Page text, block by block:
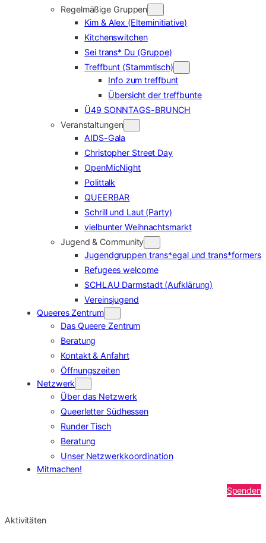
Regelmäßige Gruppen
Kim & Alex (Elterninitiative)
Kitchenswitchen
Sei trans* Du (Gruppe)
Treffbunt (Stammtisch)
Info zum treffbunt
Übersicht der treffbunte
Ü49 SONNTAGS-BRUNCH
Veranstaltungen
AIDS-Gala
Christopher Street Day
OpenMicNight
Polittalk
QUEERBAR
Schrill und Laut (Party)
vielbunter Weihnachtsmarkt
Jugend & Community
Jugendgruppen trans*egal und trans*formers
Refugees welcome
SCHLAU Darmstadt (Aufklärung)
Vereinsjugend
Queeres Zentrum
Das Queere Zentrum
Beratung
Kontakt & Anfahrt
Öffnungszeiten
Netzwerk
Über das Netzwerk
Queerletter Südhessen
Runder Tisch
Beratung
Unser Netzwerkkoordination
Mitmachen!
Spenden
Aktivitäten